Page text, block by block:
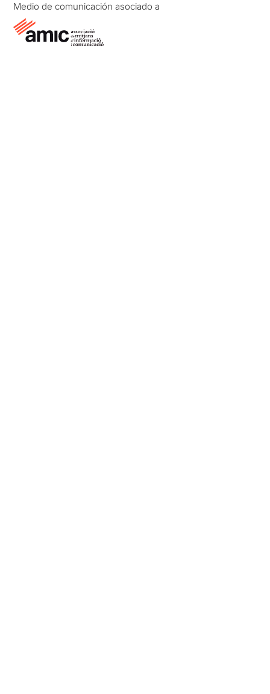
Medio de comunicación asociado a